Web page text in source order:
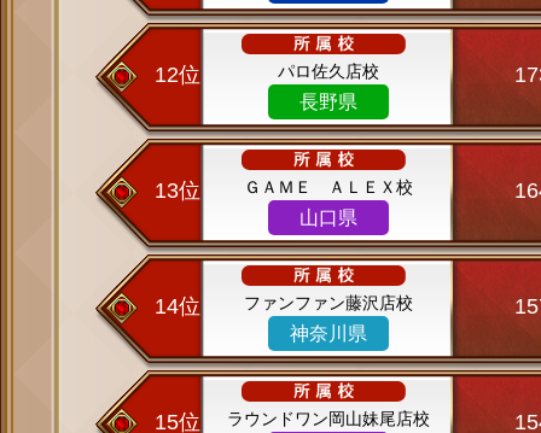
12位 パロ佐久店校
長野県
13位 ＧＡＭＥ ＡＬＥＸ校
山口県
14位 ファンファン藤沢店校
神奈川県
15位 ラウンドワン岡山妹尾店校